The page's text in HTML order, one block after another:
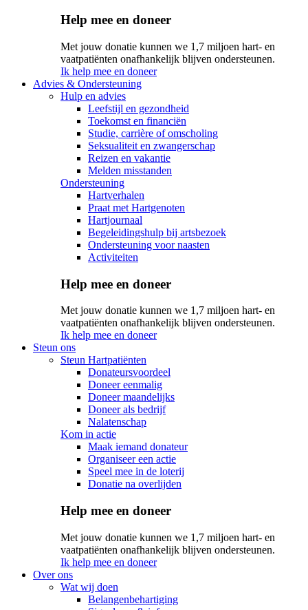
Help mee en doneer
Met jouw donatie kunnen we 1,7 miljoen hart- en
vaatpatiënten onafhankelijk blijven ondersteunen.
Ik help mee en doneer
Advies & Ondersteuning
Hulp en advies
Leefstijl en gezondheid
Toekomst en financiën
Studie, carrière of omscholing
Seksualiteit en zwangerschap
Reizen en vakantie
Melden misstanden
Ondersteuning
Hartverhalen
Praat met Hartgenoten
Hartjournaal
Begeleidingshulp bij artsbezoek
Ondersteuning voor naasten
Activiteiten
Help mee en doneer
Met jouw donatie kunnen we 1,7 miljoen hart- en
vaatpatiënten onafhankelijk blijven ondersteunen.
Ik help mee en doneer
Steun ons
Steun Hartpatiënten
Donateursvoordeel
Doneer eenmalig
Doneer maandelijks
Doneer als bedrijf
Nalatenschap
Kom in actie
Maak iemand donateur
Organiseer een actie
Speel mee in de loterij
Donatie na overlijden
Help mee en doneer
Met jouw donatie kunnen we 1,7 miljoen hart- en
vaatpatiënten onafhankelijk blijven ondersteunen.
Ik help mee en doneer
Over ons
Wat wij doen
Belangenbehartiging